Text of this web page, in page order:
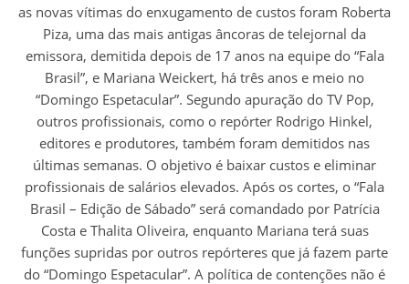
as novas vítimas do enxugamento de custos foram Roberta
Piza, uma das mais antigas âncoras de telejornal da
emissora, demitida depois de 17 anos na equipe do “Fala
Brasil”, e Mariana Weickert, há três anos e meio no
“Domingo Espetacular”. Segundo apuração do TV Pop,
outros profissionais, como o repórter Rodrigo Hinkel,
editores e produtores, também foram demitidos nas
últimas semanas. O objetivo é baixar custos e eliminar
profissionais de salários elevados. Após os cortes, o “Fala
Brasil – Edição de Sábado” será comandado por Patrícia
Costa e Thalita Oliveira, enquanto Mariana terá suas
funções supridas por outros repórteres que já fazem parte
do “Domingo Espetacular”. A política de contenções não é